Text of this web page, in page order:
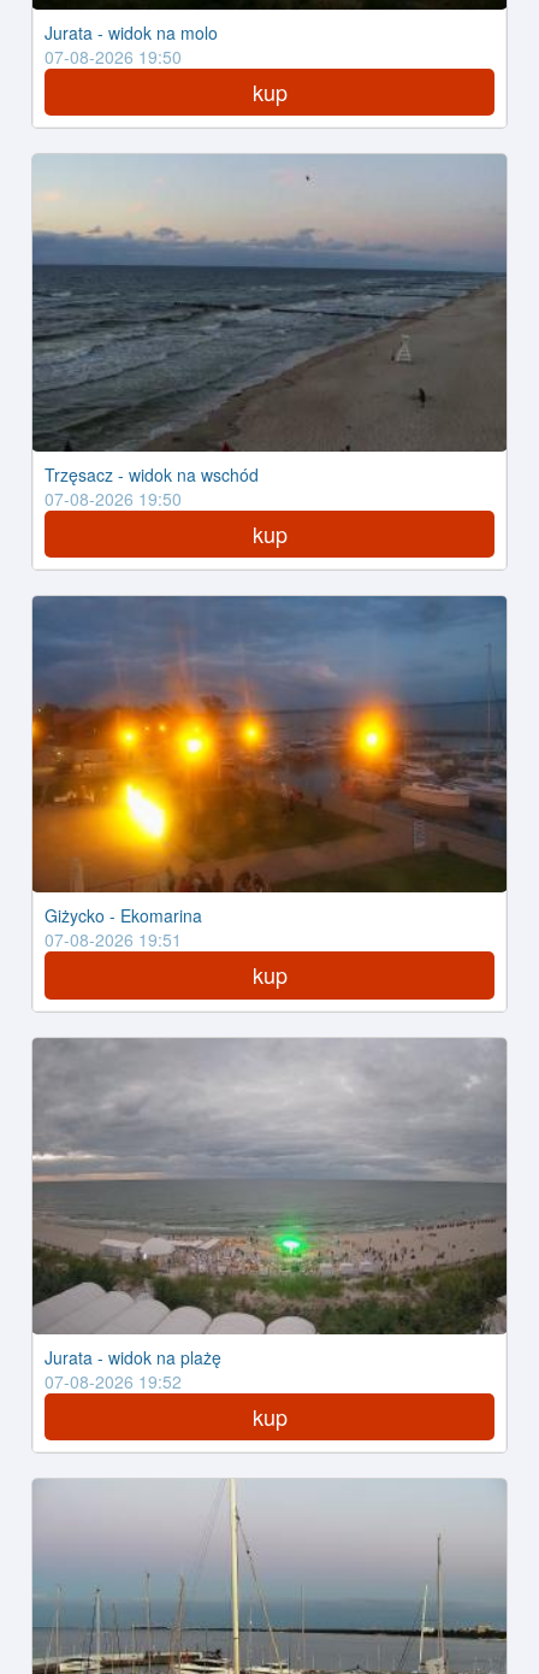
Jurata - widok na molo
07-08-2026 19:50
kup
Trzęsacz - widok na wschód
07-08-2026 19:50
kup
Giżycko - Ekomarina
07-08-2026 19:51
kup
Jurata - widok na plażę
07-08-2026 19:52
kup